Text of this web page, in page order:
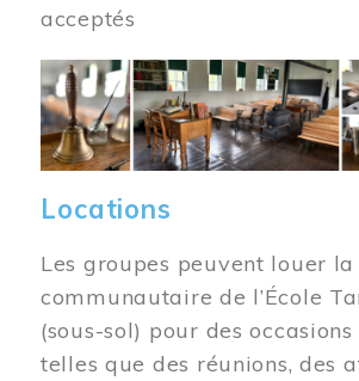
acceptés
Image
Locations
Les groupes peuvent louer
communautaire de l’École
(sous-sol) pour des occasions
telles que des réunions, des